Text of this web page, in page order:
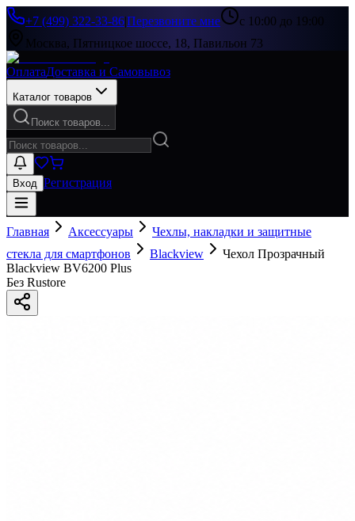
+7 (499) 322-33-86|Перезвоните мне
с 10:00 до 19:00
Москва, Пятницкое шоссе, 18, Павильон 73
ОплатаДоставка и Самовывоз
Каталог товаров
Поиск товаров...
Вход Регистрация
Главная Аксессуары
Чехлы, накладки и защитные
стекла для смартфонов
Blackview
Чехол Прозрачный
Blackview BV6200 Plus
Без Rustore